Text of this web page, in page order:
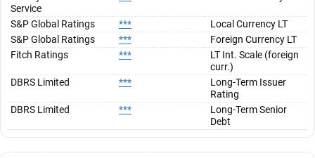
Service
S&P Global Ratings ***
Local Currency LT
S&P Global Ratings
***
Foreign Currency LT
Fitch Ratings
***
LT Int. Scale (foreign
curr.)
DBRS Limited
***
Long-Term Issuer
Rating
DBRS Limited
***
Long-Term Senior
Debt